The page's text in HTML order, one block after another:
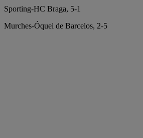
Sporting-HC Braga, 5-1
Murches-Óquei de Barcelos, 2-5